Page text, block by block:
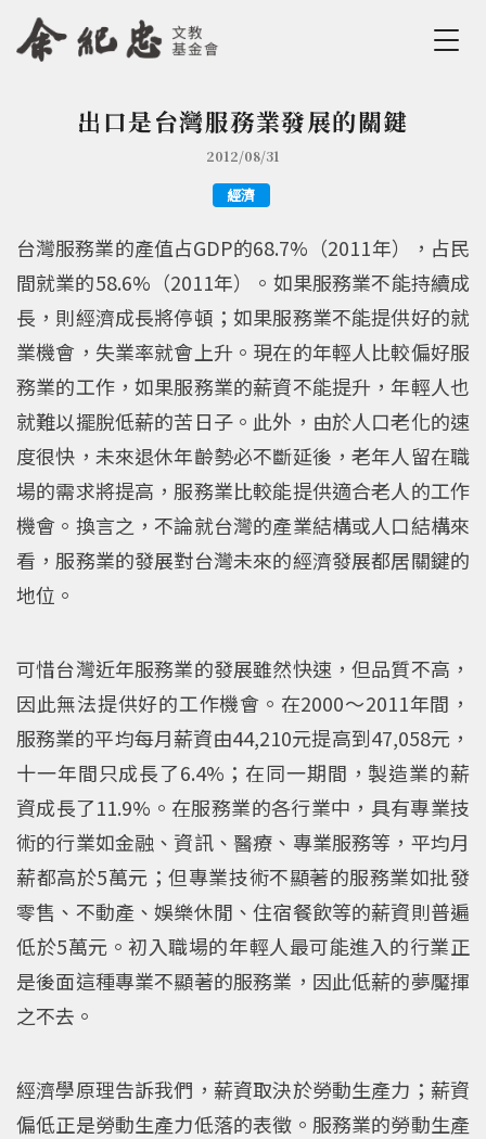
Jump to Navigation
Jump to Main content
您在這裡出口是台灣服務業發展的關鍵
2012/08/31
經濟
台灣服務業的產值占GDP的68.7%（2011年），占民
間就業的58.6%（2011年）。如果服務業不能持續成
長，則經濟成長將停頓；如果服務業不能提供好的就
業機會，失業率就會上升。現在的年輕人比較偏好服
務業的工作，如果服務業的薪資不能提升，年輕人也
就難以擺脫低薪的苦日子。此外，由於人口老化的速
度很快，未來退休年齡勢必不斷延後，老年人留在職
場的需求將提高，服務業比較能提供適合老人的工作
機會。換言之，不論就台灣的產業結構或人口結構來
看，服務業的發展對台灣未來的經濟發展都居關鍵的
地位。
可惜台灣近年服務業的發展雖然快速，但品質不高，
因此無法提供好的工作機會。在2000～2011年間，
服務業的平均每月薪資由44,210元提高到47,058元，
十一年間只成長了6.4%；在同一期間，製造業的薪
資成長了11.9%。在服務業的各行業中，具有專業技
術的行業如金融、資訊、醫療、專業服務等，平均月
薪都高於5萬元；但專業技術不顯著的服務業如批發
零售、不動產、娛樂休閒、住宿餐飲等的薪資則普遍
低於5萬元。初入職場的年輕人最可能進入的行業正
是後面這種專業不顯著的服務業，因此低薪的夢魘揮
之不去。
經濟學原理告訴我們，薪資取決於勞動生產力；薪資
偏低正是勞動生產力低落的表徵。服務業的勞動生產